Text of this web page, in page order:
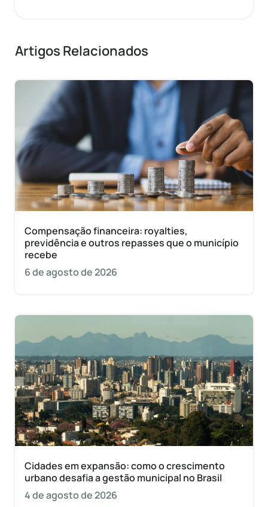
Artigos Relacionados
Compensação financeira: royalties,
previdência e outros repasses que o município
recebe
6 de agosto de 2026
Cidades em expansão: como o crescimento
urbano desafia a gestão municipal no Brasil
4 de agosto de 2026